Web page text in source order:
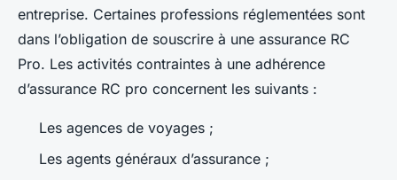
entreprise. Certaines professions réglementées sont
dans l’obligation de souscrire à une assurance RC
Pro. Les activités contraintes à une adhérence
d’assurance RC pro concernent les suivants :
Les agences de voyages ;
Les agents généraux d’assurance ;